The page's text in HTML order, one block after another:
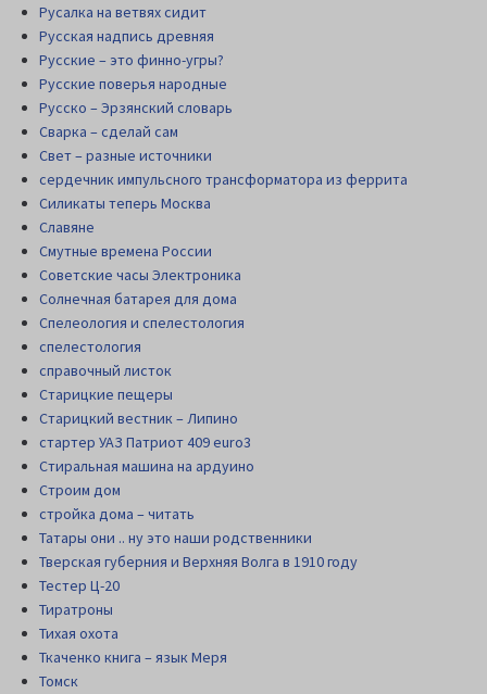
Русалка на ветвях сидит
Русская надпись древняя
Русские – это финно-угры?
Русские поверья народные
Русско – Эрзянский словарь
Сварка – сделай сам
Свет – разные источники
сердечник импульсного трансформатора из феррита
Силикаты теперь Москва
Славяне
Смутные времена России
Советские часы Электроника
Солнечная батарея для дома
Спелеология и спелестология
спелестология
справочный листок
Старицкие пещеры
Старицкий вестник – Липино
стартер УАЗ Патриот 409 euro3
Стиральная машина на ардуино
Строим дом
стройка дома – читать
Татары они .. ну это наши родственники
Тверская губерния и Верхняя Волга в 1910 году
Тестер Ц-20
Тиратроны
Тихая охота
Ткаченко книга – язык Меря
Томск